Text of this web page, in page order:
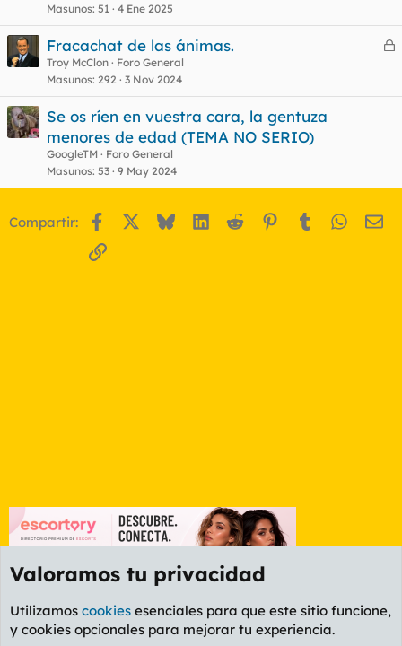
Masunos 51 4 Ene 2025
C
r
Fracachat de las ánimas.
Troy McClon
Foro General
Masunos 292 3 Nov 2024
Se os ríen en vuestra cara, la gentuza
menores de edad (TEMA NO SERIO)
GoogleTM
Foro General
Masunos 53 9 May 2024
Compartir: Facebook BlueskyLinkedIn
Reddit Pinterest
Tumblr
Enlace
Foro General
Valoramos tu privacidad
Utilizamos cookies esenciales para que este sitio funcione,
y cookies opcionales para mejorar tu experiencia.